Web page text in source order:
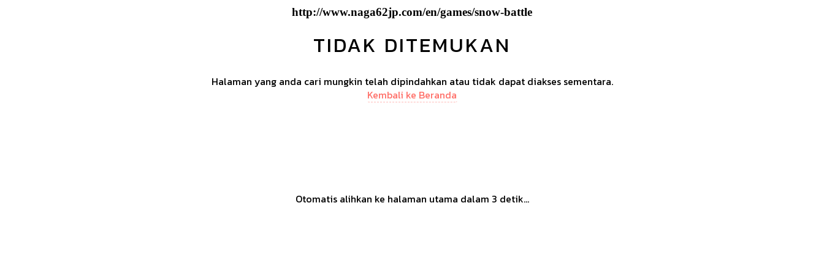
http://www.naga62jp.com/en/games/snow-battle
TIDAK DITEMUKAN
Halaman yang anda cari mungkin telah dipindahkan atau tidak dapat diakses sementara.
Kembali ke Beranda
Otomatis alihkan ke halaman utama dalam 3 detik...